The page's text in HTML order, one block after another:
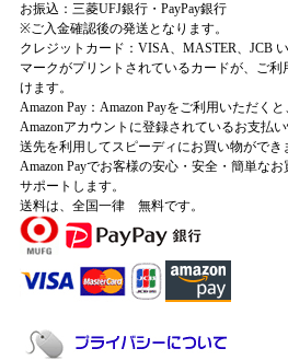
お振込：三菱UFJ銀行・PayPay銀行
※ご入金確認後の発送となります。
クレジットカード：VISA、MASTER、JCB
マークがプリントされているカードが、ご利
けます。
Amazon Pay：Amazon Payをご利用いただく
Amazonアカウントに登録されているお支払
送先を利用してスピーディにお買い物ができ
Amazon Payでお客様の安心・安全・簡単な
サポートします。
送料は、全国一律 無料です。